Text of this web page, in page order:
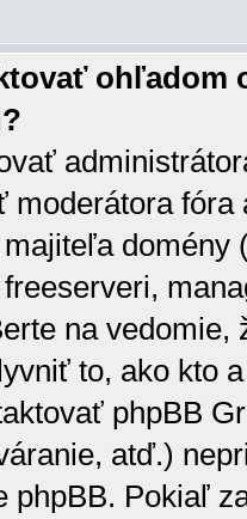
ohľadom
moderátora
na vedomie,
to, ako kto
phpBB
atď.)
phpBB. Pokiaľ